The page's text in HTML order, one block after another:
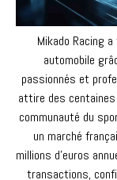
Mikado Racing
automobile
passionnés et
attire des
communauté du
un marché
millions d’euros
transactions,